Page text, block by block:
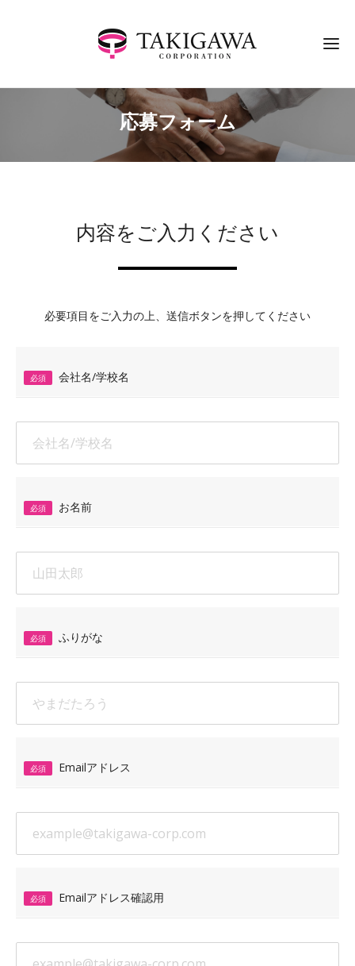
応募フォーム
内容をご入力ください
必要項目をご入力の上、送信ボタンを押してください
必須 会社名/学校名
必須 お名前
必須 ふりがな
必須 Emailアドレス
必須 Emailアドレス確認用